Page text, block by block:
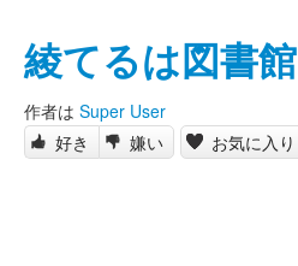
綾てるは図書館
作者は Super User
好き
嫌い お気に入り